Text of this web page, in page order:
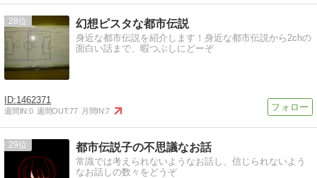
28 幻想ピスタな都市伝説
身近な都市伝説を紹介します！身近な都市伝説から2chの
面白い話まで、暇つぶしにどーぞ
1462371
週間IN:0 週間OUT:77 月間IN:7
29 都市伝説子の不思議なお話
常識では考えられないようなお話し、信じられないよう
なお話しの数々をどうぞ